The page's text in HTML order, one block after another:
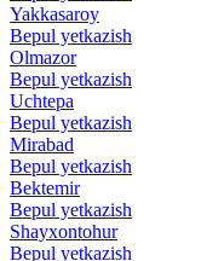
Yakkasaroy
Bepul yetkazish
Olmazor
Bepul yetkazish
Uchtepa
Bepul yetkazish
Mirabad
Bepul yetkazish
Bektemir
Bepul yetkazish
Shayxontohur
Bepul yetkazish